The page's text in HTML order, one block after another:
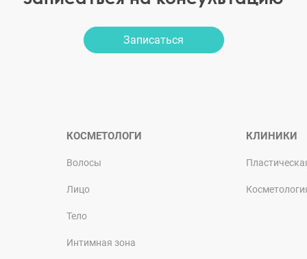
Записаться
КОСМЕТОЛОГИ
Волосы
Лицо
Тело
Интимная зона
КЛИНИКИ